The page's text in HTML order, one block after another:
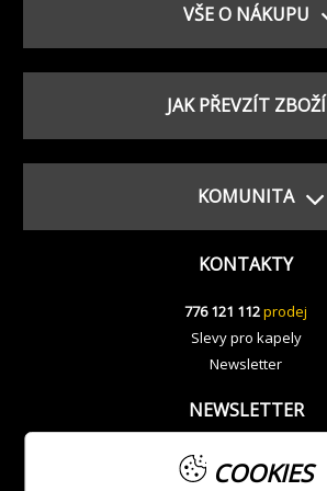
VŠE O NÁKUPU
JAK PŘEVZÍT ZBOŽÍ
KOMUNITA
KONTAKTY
776 121 112prodej
Slevy pro kapely
Newsletter
NEWSLETTER
COOKIES